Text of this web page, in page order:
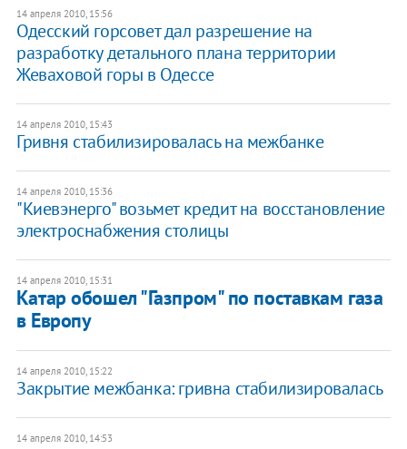
14 апреля 2010, 15:56
Одесский горсовет дал разрешение на
разработку детального плана территории
Жеваховой горы в Одессе
14 апреля 2010, 15:43
Гривня стабилизировалась на межбанке
14 апреля 2010, 15:36
"Киевэнерго" возьмет кредит на восстановление
электроснабжения столицы
14 апреля 2010, 15:31
Катар обошел "Газпром" по поставкам газа
в Европу
14 апреля 2010, 15:22
Закрытие межбанка: гривна стабилизировалась
14 апреля 2010, 14:53